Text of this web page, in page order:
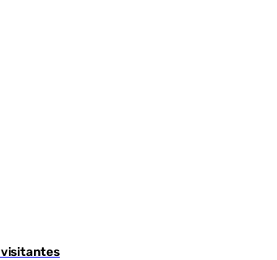
visitantes